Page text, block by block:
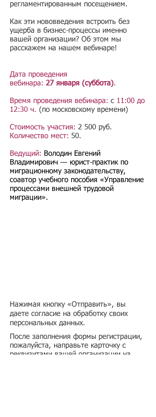
регламентированным посещением.
Как эти нововведения встроить без
ущерба в бизнес-процессы именно
вашей организации? Об этом мы
расскажем на нашем вебинаре!
Дата проведения
вебинара: 27 января (суббота).
Время проведения вебинара: с 11:00 до
12:30 ч. (по московскому времени)
Стоимость участия: 2 500 руб.
Количество мест: 50.
Ведущий: Володин Евгений
Владимирович — юрист-практик по
миграционному законодательству,
соавтор учебного пособия «Управление
процессами внешней трудовой
миграции».
Нажимая кнопку «Отправить», вы
даете согласие на обработку своих
персональных данных.
После заполнения формы регистрации,
пожалуйста, направьте карточку с
реквизитами вашей организации на